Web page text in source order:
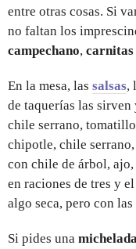
entre otras cosas. Si
no faltan los
campechano, carnitas
En la mesa, las salsas,
de taquerías las
chile serrano,
chipotle, chile
con chile de árbol,
en raciones de tres y
algo seca, pero con
Si pides una